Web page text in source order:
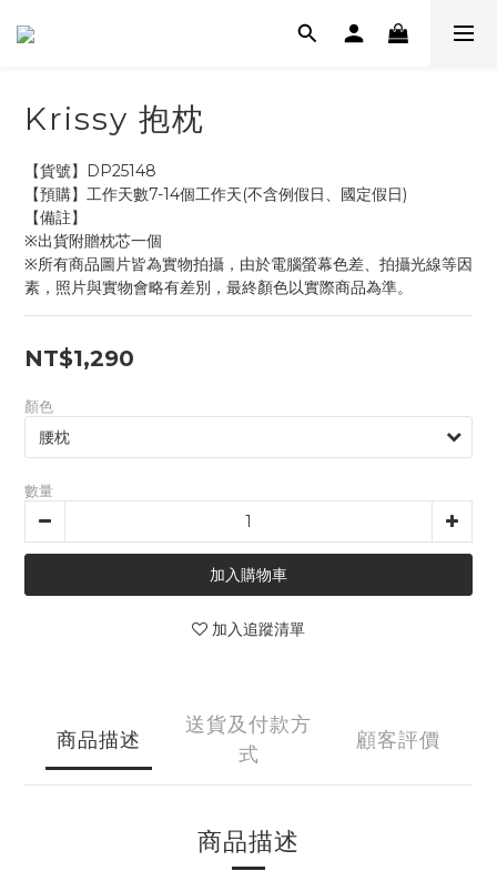
Krissy 抱枕
【貨號】DP25148
【預購】工作天數7-14個工作天(不含例假日、國定假日)
【備註】
※出貨附贈枕芯一個
※所有商品圖片皆為實物拍攝，由於電腦螢幕色差、拍攝光線等因
素，照片與實物會略有差別，最終顏色以實際商品為準。
NT$1,290
顏色
數量
加入購物車
加入追蹤清單
商品描述
送貨及付款方
式
顧客評價
商品描述